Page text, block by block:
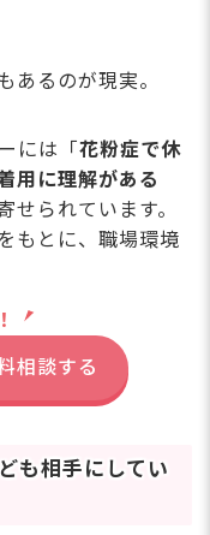
あるのが現実。
には「 花粉症で休
用に理解がある
せられています。
もとに、職場環境
相談する
も相手にしてい